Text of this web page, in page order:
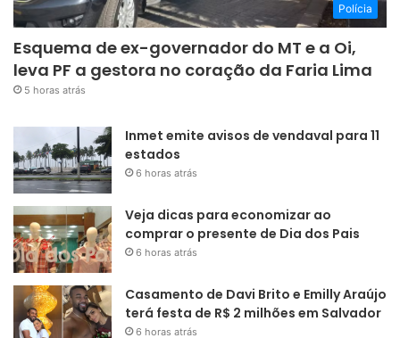
Polícia
Esquema de ex-governador do MT e a Oi,
leva PF a gestora no coração da Faria Lima
5 horas atrás
Inmet emite avisos de vendaval para 11
estados
6 horas atrás
Veja dicas para economizar ao
comprar o presente de Dia dos Pais
6 horas atrás
Casamento de Davi Brito e Emilly Araújo
terá festa de R$ 2 milhões em Salvador
6 horas atrás